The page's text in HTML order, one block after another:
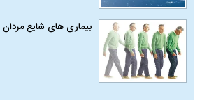
بیماری‌ های شایع مردان